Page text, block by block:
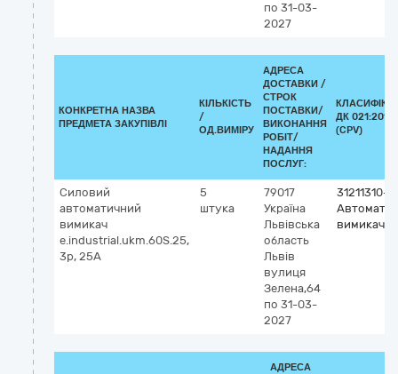
по 31-03-
2027
КОНКРЕТНА НАЗВА
ПРЕДМЕТА ЗАКУПІВЛІ
КІЛЬКІСТЬ
/
ОД.ВИМІРУ
АДРЕСА
ДОСТАВКИ /
СТРОК
ПОСТАВКИ/
ВИКОНАННЯ
РОБІТ/
НАДАННЯ
ПОСЛУГ:
ДК 021:2015
(CPV)
Силовий
автоматичний
вимикач
e.industrial.ukm.60S.25,
3р, 25А
5
штука
79017
Україна
Львівська
область
Львів
вулиця
Зелена,64
по 31-03-
2027
31211310-4
вимикачі
АДРЕСА